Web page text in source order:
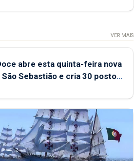
VER MAIS
abre esta quinta-feira nova
São Sebastião e cria 30 postos